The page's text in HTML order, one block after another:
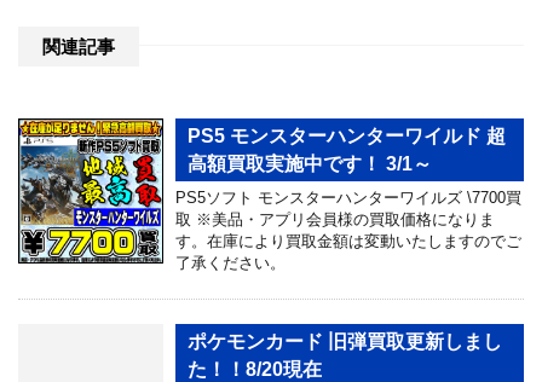
関連記事
PS5 モンスターハンターワイルド 超
高額買取実施中です！ 3/1～
PS5ソフト モンスターハンターワイルズ \7700買
取 ※美品・アプリ会員様の買取価格になりま
す。在庫により買取金額は変動いたしますのでご
了承ください。
ポケモンカード 旧弾買取更新しまし
た！！8/20現在